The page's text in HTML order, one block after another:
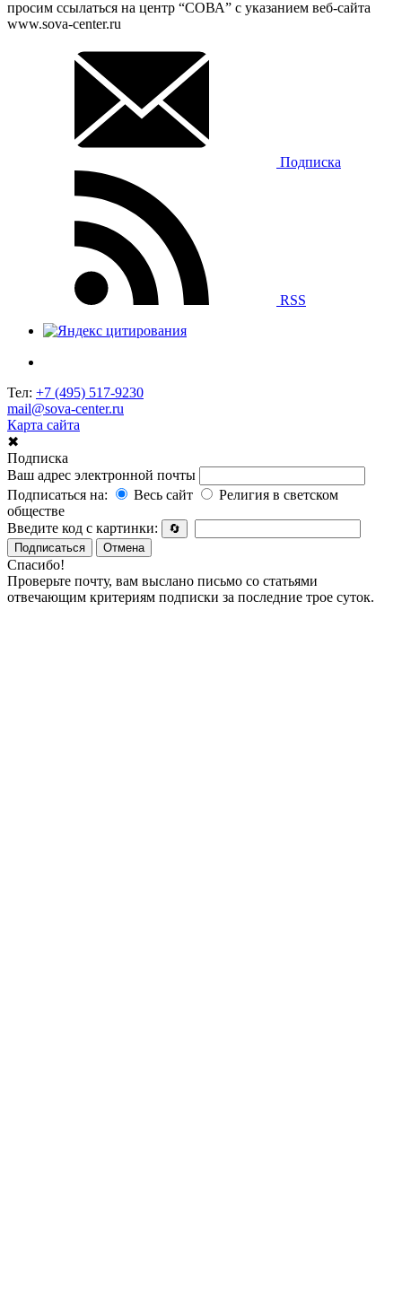
просим ссылаться на центр “СОВА” с указанием веб-сайта
www.sova-center.ru
Подписка
RSS
Тел: +7 (495) 517-9230
mail@sova-center.ru
Карта сайта
✖
Подписка
Ваш адрес электронной почты
Подписаться на:
Весь сайт
Религия в светском
обществе
Введите код с картинки:
🔄
Подписаться
Отмена
Спасибо!
Проверьте почту, вам выслано письмо со статьями
отвечающим критериям подписки за последние трое суток.